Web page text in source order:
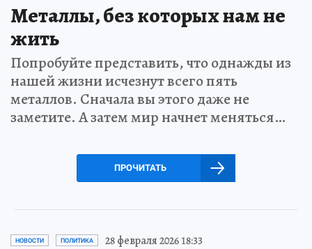
Металлы, без которых нам не
жить
Попробуйте представить, что однажды из
нашей жизни исчезнут всего пять
металлов. Сначала вы этого даже не
заметите. А затем мир начнет меняться…
ПРОЧИТАТЬ
НОВОСТИ ПОЛИТИКА 28 февраля 2026 18:33